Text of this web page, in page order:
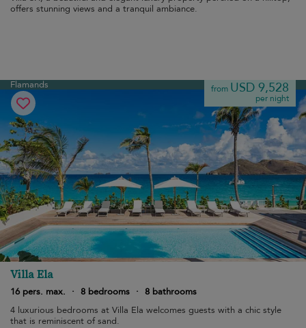
offers stunning views and a tranquil ambiance.
Flamands from USD 9,528
per night
Villa Ela
16 pers. max. · 8 bedrooms · 8 bathrooms
4 luxurious bedrooms at Villa Ela welcomes guests with a chic style
that is reminiscent of sand.